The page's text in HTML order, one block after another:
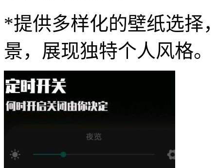
*提供多样化的壁纸选择
景，展现独特个人风格。